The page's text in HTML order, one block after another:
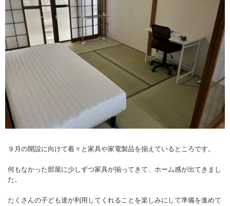
９月の開設に向けて着々と家具や家電製品を揃えているところです。
何もなかった部屋に少しずつ家具が揃ってきて、ホーム感が出てきまし
た。
たくさんの子ども達が利用してくれることを楽しみにして準備を進めて